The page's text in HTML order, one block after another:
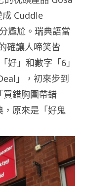
成 Cuddle
尷尬。瑞典語當
確讓人啼笑皆
好」和數字「6」
」，初來步到
錯胸圍帶錯
，原來是「好鬼